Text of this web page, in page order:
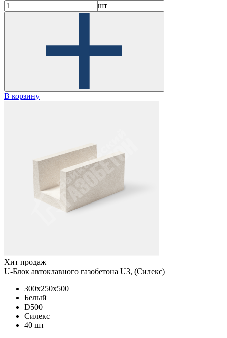
шт
В корзину
Хит продаж
U-Блок автоклавного газобетона U3, (Силекс)
300x250x500
Белый
D500
Силекс
40 шт